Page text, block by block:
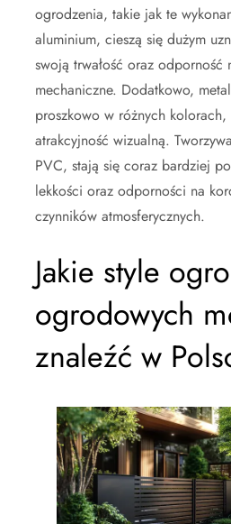
ogrodzenia, takie jak te
aluminium, cieszą się dużym
swoją trwałość oraz odporność
mechaniczne. Dodatkowo,
proszkowo w różnych
atrakcyjność wizualną.
PVC, stają się coraz bardziej
lekkości oraz odporności na
czynników atmosferycznych.
Jakie style
ogrodowych
znaleźć w